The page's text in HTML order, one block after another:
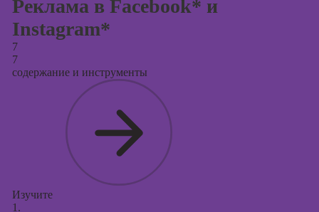
Реклама в Facebook* и
Instagram*
7
7
содержание и инструменты
Изучите
1.